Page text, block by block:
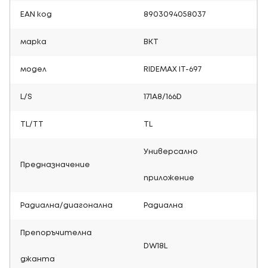
EAN код 8903094058037
марка BKT
модел RIDEMAX IT-697
L/S 171A8/166D
TL/TT
Предназначение
Универсално
приложение
Радиална/диагонална Радиална
Препоръчителна
джанта
DW18L